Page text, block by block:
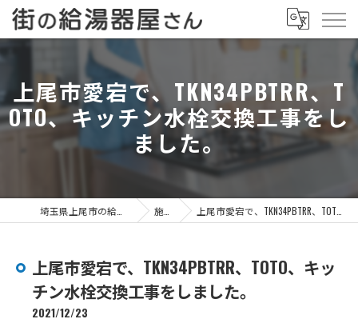
上尾市愛宕で、TKN34PBTRR、T
OTO、キッチン水栓交換工事をし
ました。
施工事例 上尾市愛宕で、TKN34PBTRR、TOTO、キッチン水栓交換工事をしました。
上尾市愛宕で、TKN34PBTRR、TOTO、キッ
チン水栓交換工事をしました。
2021/12/23